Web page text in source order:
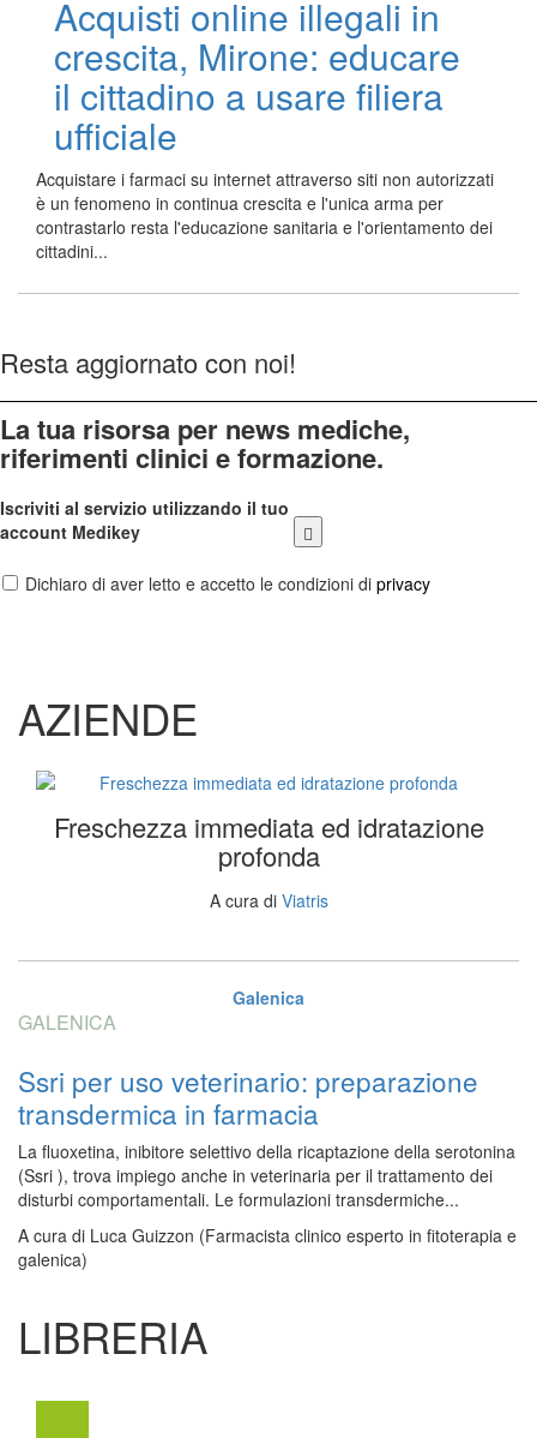
Acquisti online illegali in
crescita, Mirone: educare
il cittadino a usare filiera
ufficiale
Acquistare i farmaci su internet attraverso siti non autorizzati
è un fenomeno in continua crescita e l'unica arma per
contrastarlo resta l'educazione sanitaria e l'orientamento dei
cittadini...
Resta aggiornato con noi!
La tua risorsa per news mediche,
riferimenti clinici e formazione.
Iscriviti al servizio utilizzando il tuo
account Medikey
Dichiaro di aver letto e accetto le condizioni di privacy
AZIENDE
Freschezza immediata ed idratazione
profonda
A cura di Viatris
Galenica
GALENICA
Ssri per uso veterinario: preparazione
transdermica in farmacia
La fluoxetina, inibitore selettivo della ricaptazione della serotonina
(Ssri ), trova impiego anche in veterinaria per il trattamento dei
disturbi comportamentali. Le formulazioni transdermiche...
A cura di Luca Guizzon (Farmacista clinico esperto in fitoterapia e
galenica)
LIBRERIA